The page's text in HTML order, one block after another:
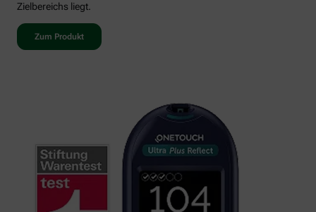
Zielbereichs liegt.
Zum Produkt